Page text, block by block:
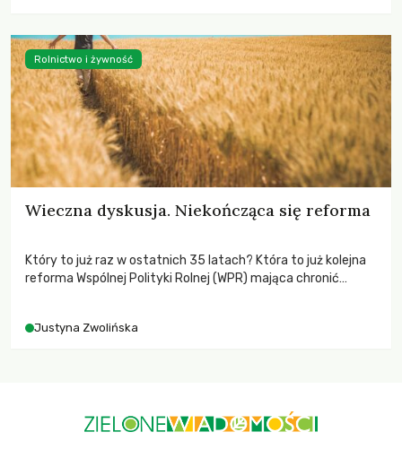
Wieczna dyskusja. Niekończąca się reforma
Który to już raz w ostatnich 35 latach? Która to już kolejna
reforma Wspólnej Polityki Rolnej (WPR) mająca chronić
Justyna Zwolińska
Rolnictwo i żywność